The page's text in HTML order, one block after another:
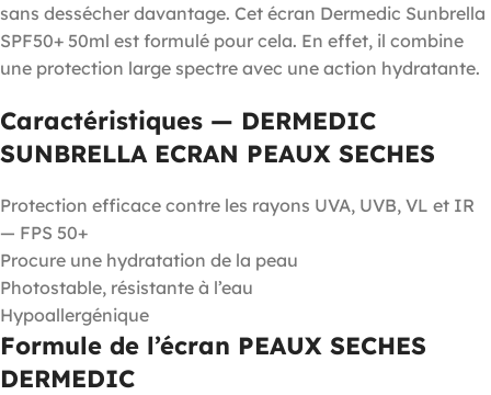
sans dessécher davantage. Cet écran Dermedic Sunbrella
SPF50+ 50ml est formulé pour cela. En effet, il combine
une protection large spectre avec une action hydratante.
Caractéristiques — DERMEDIC
SUNBRELLA ECRAN PEAUX SECHES
Protection efficace contre les rayons UVA, UVB, VL et IR
— FPS 50+
Procure une hydratation de la peau
Photostable, résistante à l’eau
Hypoallergénique
Formule de l’écran PEAUX SECHES
DERMEDIC